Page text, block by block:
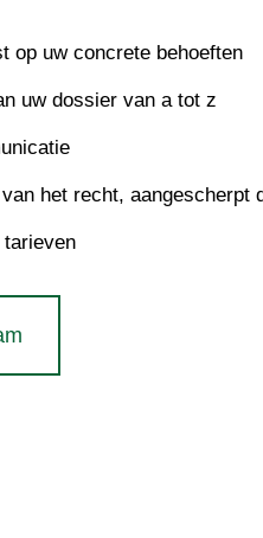
op uw concrete behoeften
uw dossier van a tot z
het recht,
tarieven